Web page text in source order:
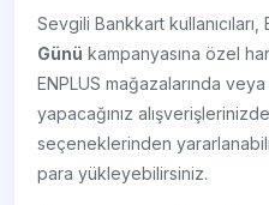
Sevgili Bankkart kullanıcıları,
Günü kampanyasına özel
ENPLUS mağazalarında
yapacağınız
seçeneklerinden
para yükleyebilirsiniz.